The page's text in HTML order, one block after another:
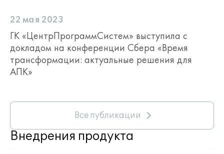
22 мая 2023
ГК «ЦентрПрограммСистем» выступила с
докладом на конференции Сбера «Время
трансформации: актуальные решения для
АПК»
Все публикации
Внедрения продукта